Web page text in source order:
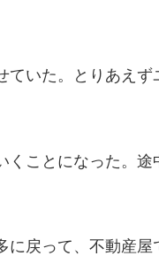
いた。とりあえず
ことになった。途
戻って、不動産屋